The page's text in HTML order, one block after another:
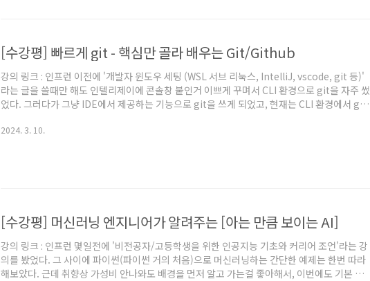
[수강평] 빠르게 git - 핵심만 골라 배우는 Git/Github
강의 링크 : 인프런 이전에 '개발자 윈도우 세팅 (WSL 서브 리눅스, IntelliJ, vscode, git 등)'
라는 글을 쓸때만 해도 인텔리제이에 콘솔창 붙인거 이쁘게 꾸며서 CLI 환경으로 git을 자주 썼
었다. 그러다가 그냥 IDE에서 제공하는 기능으로 git을 쓰게 되었고, 현재는 CLI 환경에서 git
으론 IDE에서 제공하는 기능 계속 쓸꺼긴 한데, 그래도 CLI 명령어도 잊고싶진 않으니까 기본
2024. 3. 10.
[수강평] 머신러닝 엔지니어가 알려주는 [아는 만큼 보이는 AI]
강의 링크 : 인프런 몇일전에 '비전공자/고등학생을 위한 인공지능 기초와 커리어 조언'라는 강
의를 봤었다. 그 사이에 파이썬(파이썬 거의 처음)으로 머신러닝하는 간단한 예제는 한번 따라
해보았다. 근데 취향상 가성비 안나와도 배경을 먼저 알고 가는걸 좋아해서, 이번에도 기본 배